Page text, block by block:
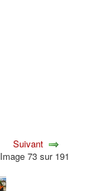
Suivant
Image 73 sur 191